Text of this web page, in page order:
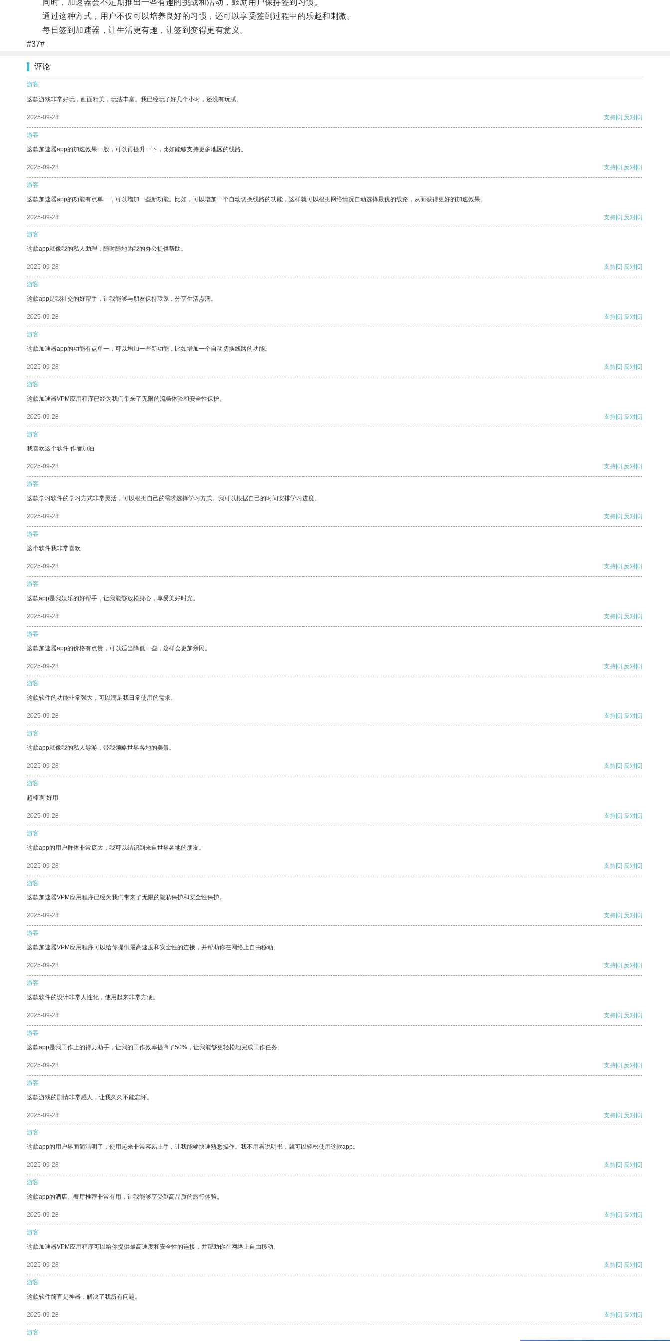
同时，加速器会不定期推出一些有趣的挑战和活动，鼓励用户保持签到习惯。
通过这种方式，用户不仅可以培养良好的习惯，还可以享受签到过程中的乐趣和刺激。
每日签到加速器，让生活更有趣，让签到变得更有意义。
#37#
评论
游客
这款游戏非常好玩，画面精美，玩法丰富。我已经玩了好几个小时，还没有玩腻。
2025-09-28 支持[0] 反对[0]
游客
这款加速器app的加速效果一般，可以再提升一下，比如能够支持更多地区的线路。
2025-09-28 支持[0] 反对[0]
游客
这款加速器app的功能有点单一，可以增加一些新功能。比如，可以增加一个自动切换线路的功能，这样就可以根据网络情况自动选择最优的线路，从而获得更好的加速效果。
2025-09-28 支持[0] 反对[0]
游客
这款app就像我的私人助理，随时随地为我的办公提供帮助。
2025-09-28 支持[0] 反对[0]
游客
这款app是我社交的好帮手，让我能够与朋友保持联系，分享生活点滴。
2025-09-28 支持[0] 反对[0]
游客
这款加速器app的功能有点单一，可以增加一些新功能，比如增加一个自动切换线路的功能。
2025-09-28 支持[0] 反对[0]
游客
这款加速器VPM应用程序已经为我们带来了无限的流畅体验和安全性保护。
2025-09-28 支持[0] 反对[0]
游客
我喜欢这个软件 作者加油
2025-09-28 支持[0] 反对[0]
游客
这款学习软件的学习方式非常灵活，可以根据自己的需求选择学习方式。我可以根据自己的时间安排学习进度。
2025-09-28 支持[0] 反对[0]
游客
这个软件我非常喜欢
2025-09-28 支持[0] 反对[0]
游客
这款app是我娱乐的好帮手，让我能够放松身心，享受美好时光。
2025-09-28 支持[0] 反对[0]
游客
这款加速器app的价格有点贵，可以适当降低一些，这样会更加亲民。
2025-09-28 支持[0] 反对[0]
游客
这款软件的功能非常强大，可以满足我日常使用的需求。
2025-09-28 支持[0] 反对[0]
游客
这款app就像我的私人导游，带我领略世界各地的美景。
2025-09-28 支持[0] 反对[0]
游客
超棒啊 好用
2025-09-28 支持[0] 反对[0]
游客
这款app的用户群体非常庞大，我可以结识到来自世界各地的朋友。
2025-09-28 支持[0] 反对[0]
游客
这款加速器VPM应用程序已经为我们带来了无限的隐私保护和安全性保护。
2025-09-28 支持[0] 反对[0]
游客
这款加速器VPM应用程序可以给你提供最高速度和安全性的连接，并帮助你在网络上自由移动。
2025-09-28 支持[0] 反对[0]
游客
这款软件的设计非常人性化，使用起来非常方便。
2025-09-28 支持[0] 反对[0]
游客
这款app是我工作上的得力助手，让我的工作效率提高了50%，让我能够更轻松地完成工作任务。
2025-09-28 支持[0] 反对[0]
游客
这款游戏的剧情非常感人，让我久久不能忘怀。
2025-09-28 支持[0] 反对[0]
游客
这款app的用户界面简洁明了，使用起来非常容易上手，让我能够快速熟悉操作。我不用看说明书，就可以轻松使用这款app。
2025-09-28 支持[0] 反对[0]
游客
这款app的酒店、餐厅推荐非常有用，让我能够享受到高品质的旅行体验。
2025-09-28 支持[0] 反对[0]
游客
这款加速器VPM应用程序可以给你提供最高速度和安全性的连接，并帮助你在网络上自由移动。
2025-09-28 支持[0] 反对[0]
游客
这款软件简直是神器，解决了我所有问题。
2025-09-28 支持[0] 反对[0]
游客